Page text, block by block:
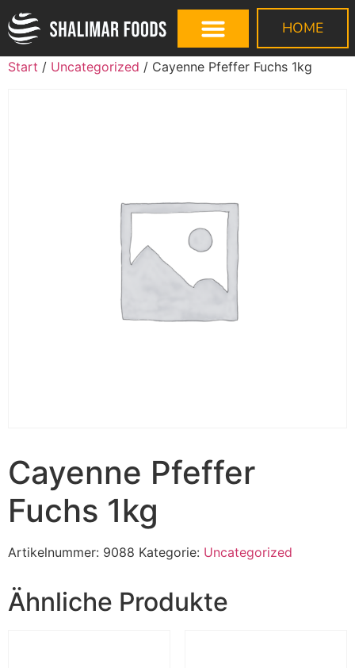
HOME
Start / Uncategorized / Cayenne Pfeffer Fuchs 1kg
Cayenne Pfeffer
Fuchs 1kg
Artikelnummer: 9088 Kategorie: Uncategorized
Ähnliche Produkte